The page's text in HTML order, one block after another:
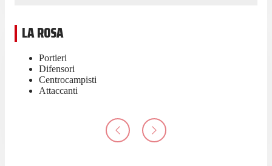
LA ROSA
Portieri
Difensori
Centrocampisti
Attaccanti